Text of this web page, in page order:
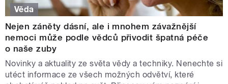
Věda
Nejen záněty dásní, ale i mnohem závažnější
nemoci může podle vědců přivodit špatná péče
o naše zuby
Novinky a aktuality ze světa vědy a techniky. Nenechte si
utéct informace ze všech možných odvětví, které